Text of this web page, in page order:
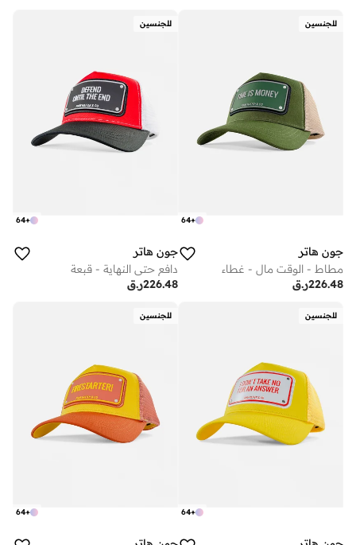
للجنسين
+
64
جون هاتر
مطاط - الوقت مال - غطاء
ر.ق226.48
للجنسين
+
64
جون هاتر
دافع حتى النهاية - قبعة
ر.ق226.48
للجنسين
+
64
للجنسين
+
64